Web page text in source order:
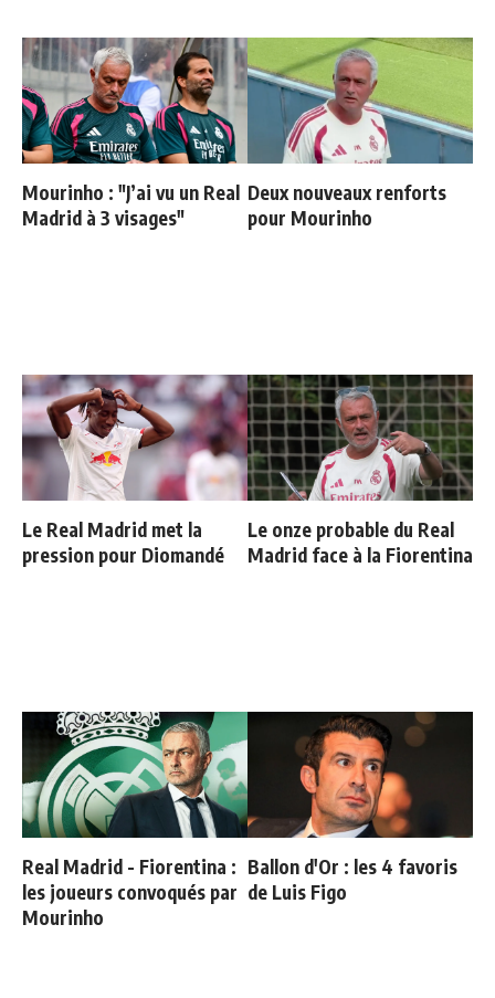
Mourinho : "J’ai vu un Real
Madrid à 3 visages"
Deux nouveaux renforts
pour Mourinho
Le Real Madrid met la
pression pour Diomandé
Le onze probable du Real
Madrid face à la Fiorentina
Real Madrid - Fiorentina :
les joueurs convoqués par
Mourinho
Ballon d'Or : les 4 favoris
de Luis Figo